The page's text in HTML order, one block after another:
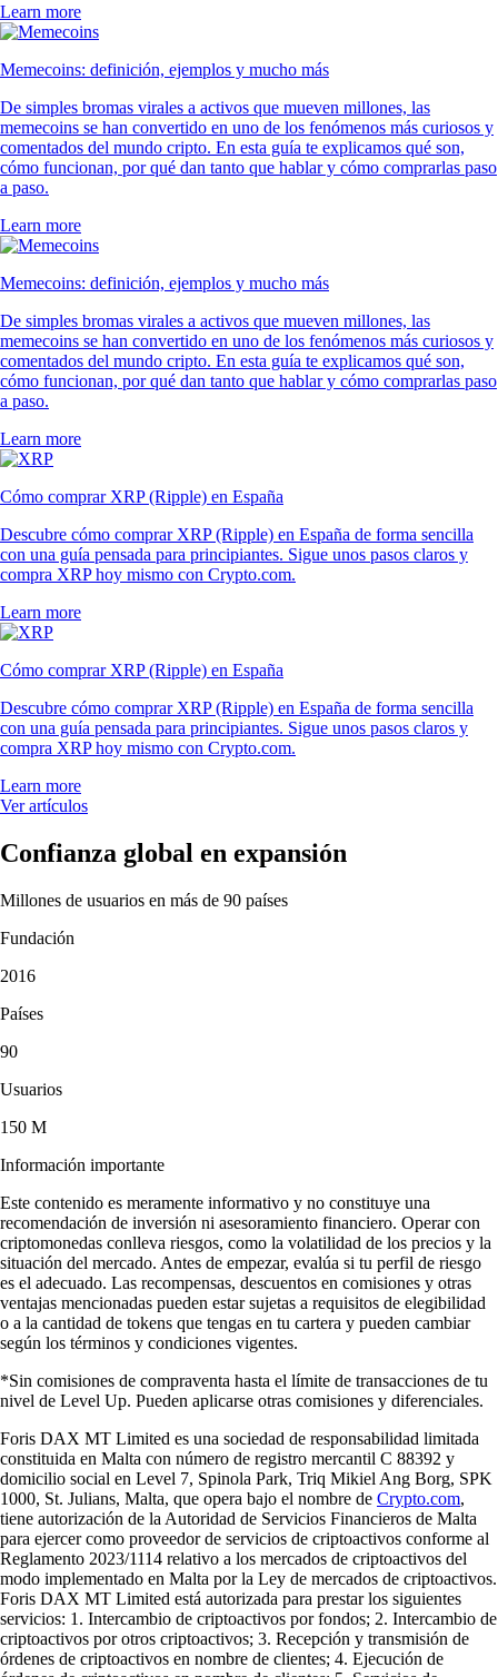
Learn more
Memecoins: definición, ejemplos y mucho más
De simples bromas virales a activos que mueven millones, las
memecoins se han convertido en uno de los fenómenos más curiosos y
comentados del mundo cripto. En esta guía te explicamos qué son,
cómo funcionan, por qué dan tanto que hablar y cómo comprarlas paso
a paso.
Learn more
Memecoins: definición, ejemplos y mucho más
De simples bromas virales a activos que mueven millones, las
memecoins se han convertido en uno de los fenómenos más curiosos y
comentados del mundo cripto. En esta guía te explicamos qué son,
cómo funcionan, por qué dan tanto que hablar y cómo comprarlas paso
a paso.
Learn more
Cómo comprar XRP (Ripple) en España
Descubre cómo comprar XRP (Ripple) en España de forma sencilla
con una guía pensada para principiantes. Sigue unos pasos claros y
compra XRP hoy mismo con Crypto.com.
Learn more
Cómo comprar XRP (Ripple) en España
Descubre cómo comprar XRP (Ripple) en España de forma sencilla
con una guía pensada para principiantes. Sigue unos pasos claros y
compra XRP hoy mismo con Crypto.com.
Learn more
Ver artículos
Confianza global en expansión
Millones de usuarios en más de 90 países
Fundación
2016
Países
90
Usuarios
150 M
Información importante
Este contenido es meramente informativo y no constituye una
recomendación de inversión ni asesoramiento financiero. Operar con
criptomonedas conlleva riesgos, como la volatilidad de los precios y la
situación del mercado. Antes de empezar, evalúa si tu perfil de riesgo
es el adecuado. Las recompensas, descuentos en comisiones y otras
ventajas mencionadas pueden estar sujetas a requisitos de elegibilidad
o a la cantidad de tokens que tengas en tu cartera y pueden cambiar
según los términos y condiciones vigentes.
*Sin comisiones de compraventa hasta el límite de transacciones de tu
nivel de Level Up. Pueden aplicarse otras comisiones y diferenciales.
Foris DAX MT Limited es una sociedad de responsabilidad limitada
constituida en Malta con número de registro mercantil C 88392 y
domicilio social en Level 7, Spinola Park, Triq Mikiel Ang Borg, SPK
1000, St. Julians, Malta, que opera bajo el nombre de Crypto.com,
tiene autorización de la Autoridad de Servicios Financieros de Malta
para ejercer como proveedor de servicios de criptoactivos conforme al
Reglamento 2023/1114 relativo a los mercados de criptoactivos del
modo implementado en Malta por la Ley de mercados de criptoactivos.
Foris DAX MT Limited está autorizada para prestar los siguientes
servicios: 1. Intercambio de criptoactivos por fondos; 2. Intercambio de
criptoactivos por otros criptoactivos; 3. Recepción y transmisión de
órdenes de criptoactivos en nombre de clientes; 4. Ejecución de